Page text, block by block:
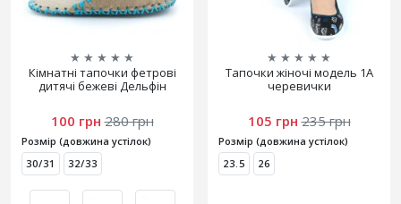
★ ★ ★ ★ ★
Кімнатні тапочки фетрові
дитячі бежеві Дельфін
100 грн 280 грн
Розмір (довжина устілок)
30/31
32/33
★ ★ ★ ★ ★
Тапочки жіночі модель 1А
черевички
105 грн 235 грн
Розмір (довжина устілок)
23.5
26